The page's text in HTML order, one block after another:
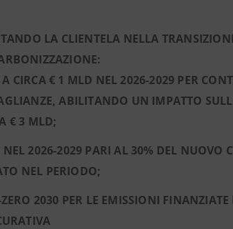
LA CLIENTELA NELLA
CIRCA € 1 MLD NEL 2026-2029 PER
ABILITANDO UN IMPATTO
€ 3 MLD;
NEL 2026-2029 PARI AL 30% DEL NUOVO
NEL PERIODO;
2030 PER LE EMISSIONI FINANZIATE